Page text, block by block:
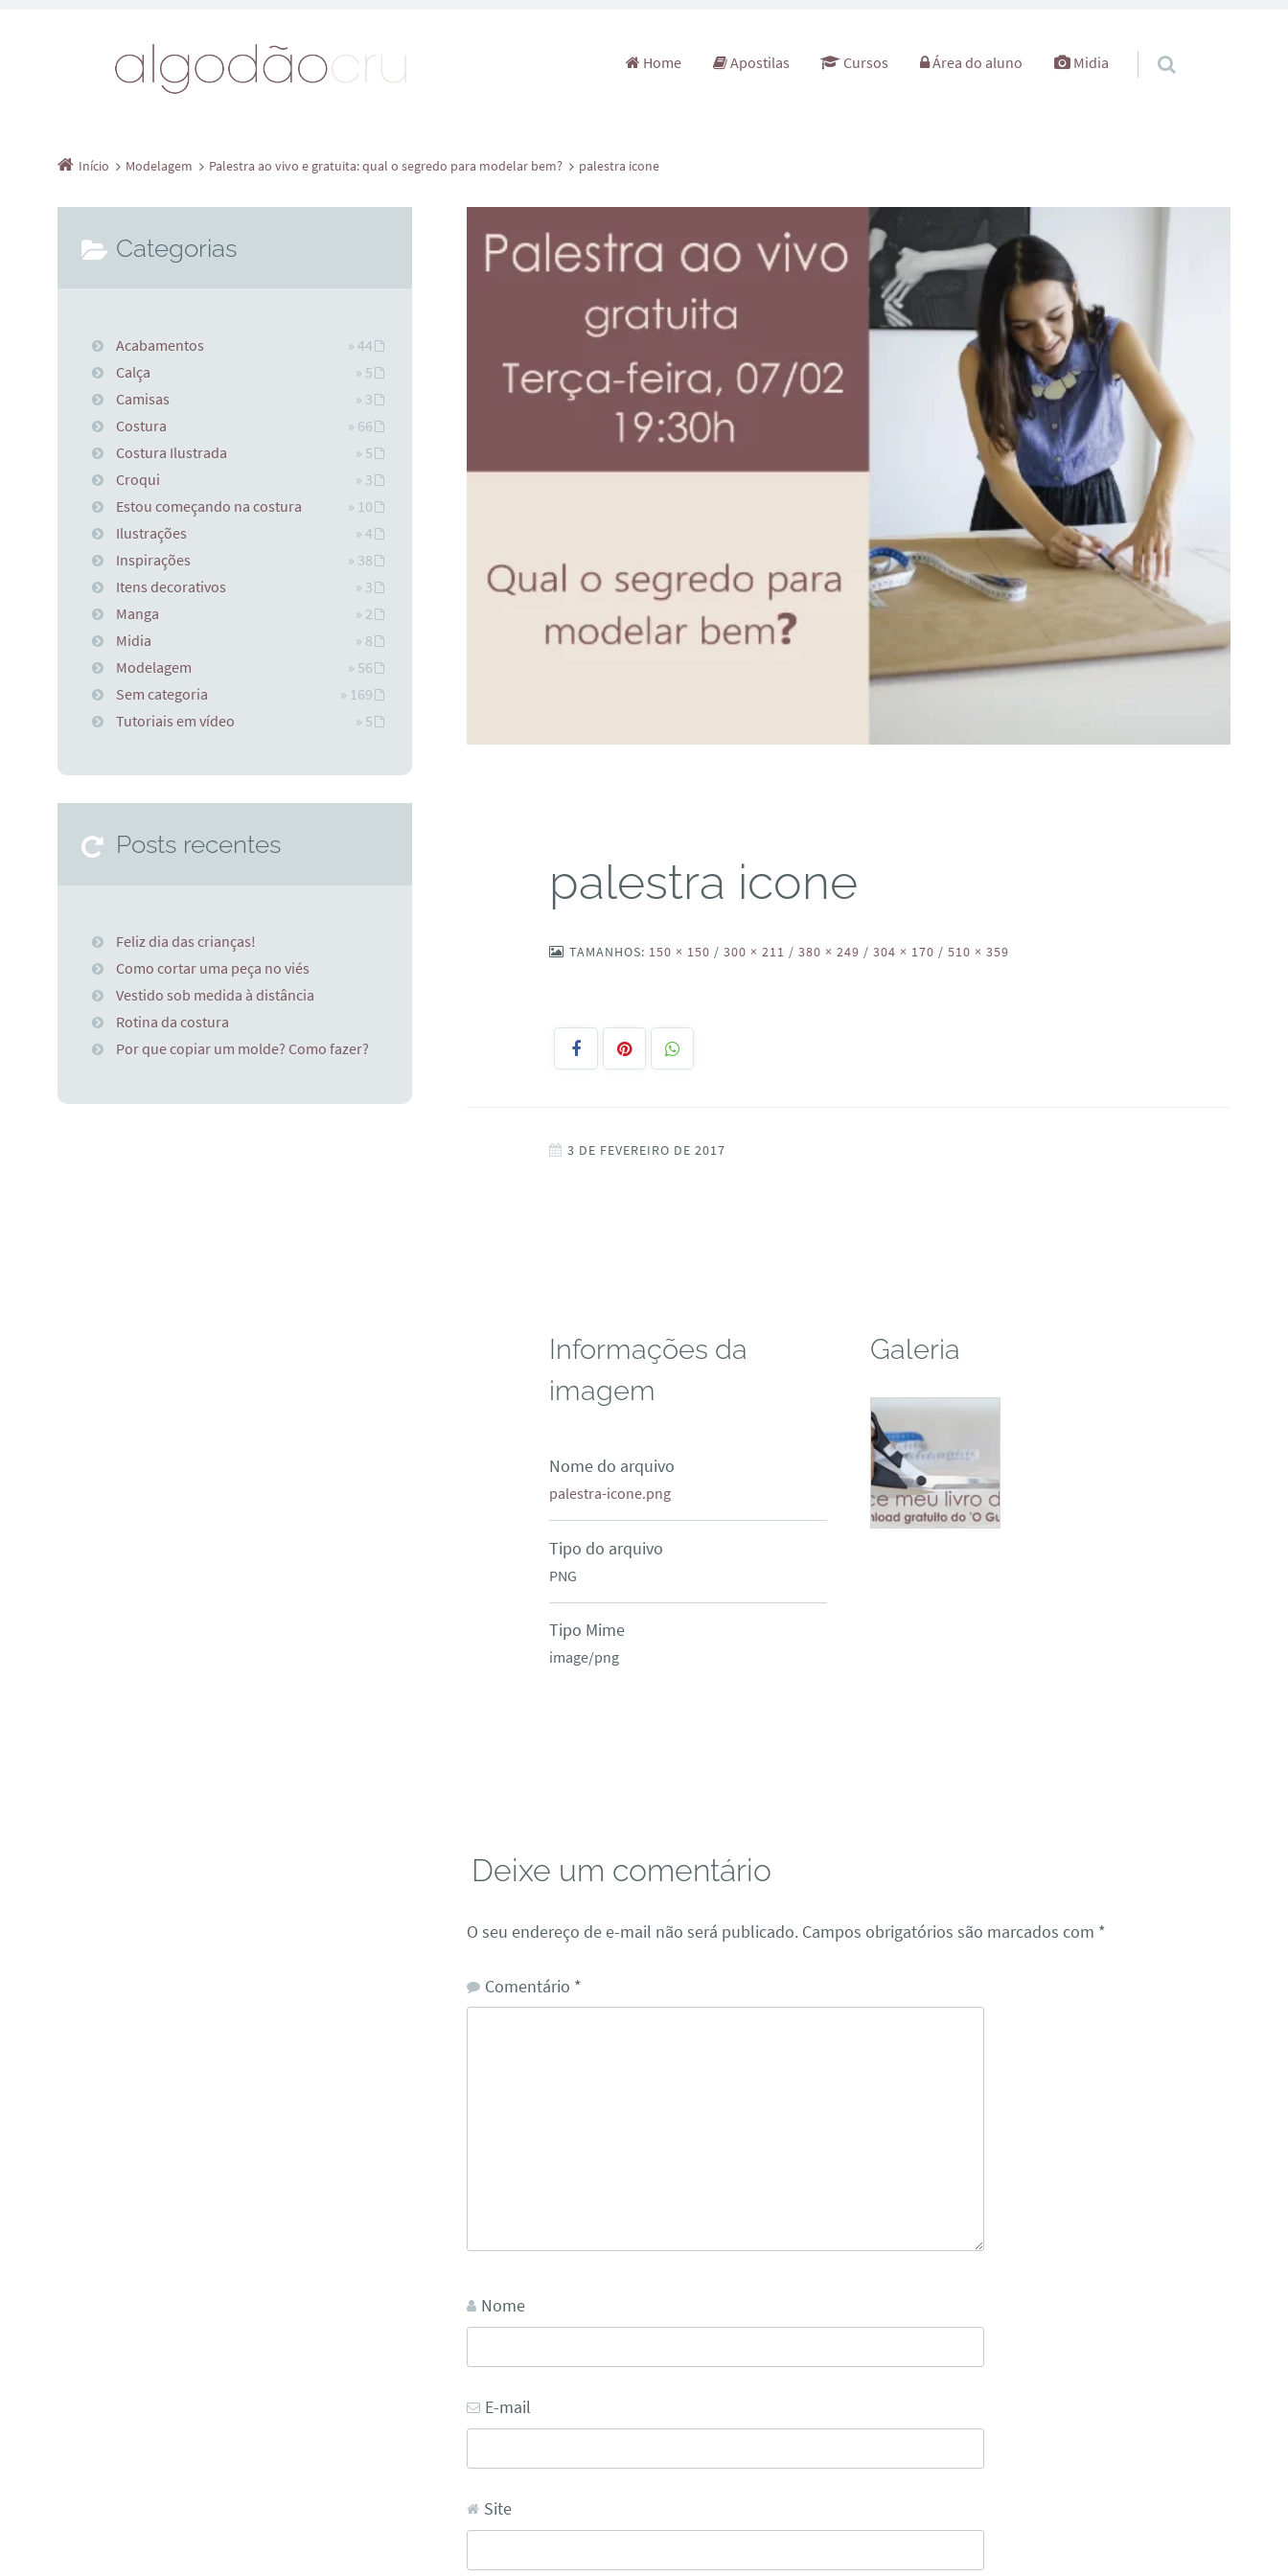
Pular para o conteúdo
Home Apostilas Cursos Área do aluno Midia
Início Modelagem Palestra ao vivo e gratuita: qual o segredo para modelar bem? palestra icone
palestra icone
TAMANHOS: 150 × 150 / 300 × 211 / 380 × 249 / 304 × 170 / 510 × 359
3 DE FEVEREIRO DE 2017
Informações da
imagem
Nome do arquivo
palestra-icone.png
Tipo do arquivo
PNG
Tipo Mime
image/png
Galeria
Deixe um comentário
O seu endereço de e-mail não será publicado. Campos obrigatórios são marcados com *
Comentário *
Nome
E-mail
Site
Categorias
Acabamentos
» 44
Calça
» 5
Camisas
» 3
Costura
» 66
Costura Ilustrada
» 5
Croqui
» 3
Estou começando na costura
» 10
Ilustrações
» 4
Inspirações
» 38
Itens decorativos
» 3
Manga
» 2
Midia
» 8
Modelagem
» 56
Sem categoria
» 169
Tutoriais em vídeo
» 5
Posts recentes
Feliz dia das crianças!
Como cortar uma peça no viés
Vestido sob medida à distância
Rotina da costura
Por que copiar um molde? Como fazer?